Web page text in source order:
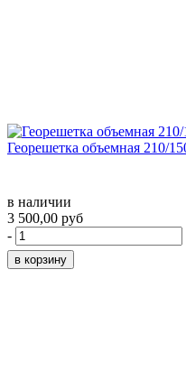
Георешетка объемная 210/
в наличии
3 500,00 руб
-